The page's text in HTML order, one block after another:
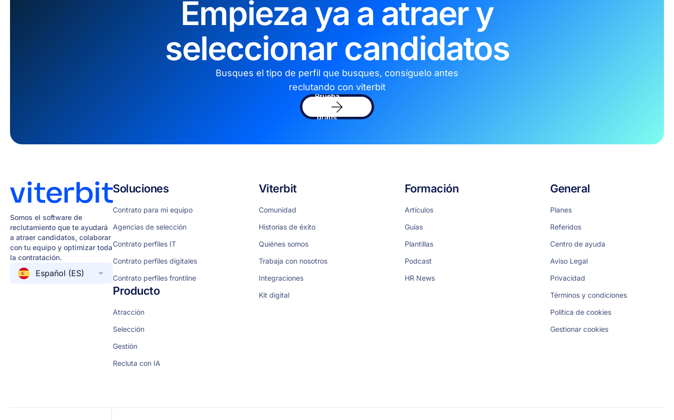
Empieza ya a atraer y
seleccionar candidatos
Busques el tipo de perfil que busques, consíguelo antes
reclutando con viterbit
Prueba
software
gratis
Somos el software de
reclutamiento que te ayudará
a atraer candidatos, colaborar
con tu equipo y optimizar toda
la contratación.
Español (ES)
Soluciones
Contrato para mi equipo
Agencias de selección
Contrato perfiles IT
Contrato perfiles digitales
Contrato perfiles frontline
Producto
Atracción
Selección
Gestión
Recluta con IA
Viterbit
Comunidad
Historias de éxito
Quiénes somos
Trabaja con nosotros
Integraciones
Kit digital
Formación
Artículos
Guías
Plantillas
Podcast
HR News
General
Planes
Referidos
Centro de ayuda
Aviso Legal
Privacidad
Términos y condiciones
Política de cookies
Gestionar cookies